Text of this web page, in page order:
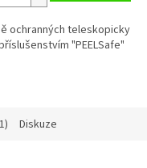
ochranných teleskopicky
"PEELSafe"
Diskuze